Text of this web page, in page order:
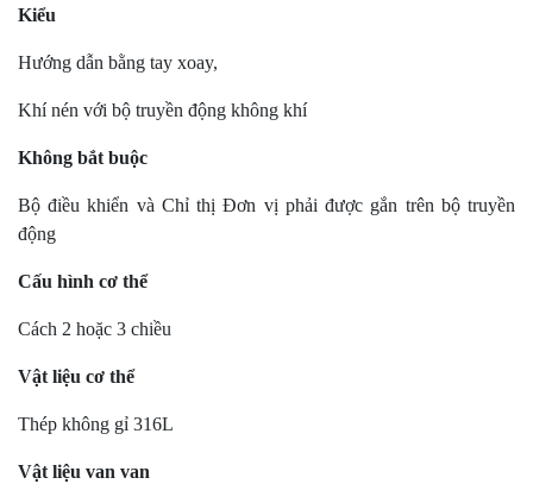
Kiểu
Hướng dẫn bằng tay xoay,
Khí nén với bộ truyền động không khí
Không bắt buộc
Bộ điều khiển và Chỉ thị Đơn vị phải được gắn trên bộ truyền
động
Cấu hình cơ thể
Cách 2 hoặc 3 chiều
Vật liệu cơ thể
Thép không gỉ 316L
Vật liệu van van